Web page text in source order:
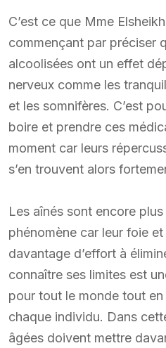
C’est ce que Mme
commençant par préciser
alcoolisées ont un effet
nerveux comme les
et les somnifères. C’est
boire et prendre ces
moment car leurs
s’en trouvent alors
Les aînés sont encore
phénomène car leur foie
davantage d’effort à
connaître ses limites est
pour tout le monde tout
chaque individu. Dans
âgées doivent mettre